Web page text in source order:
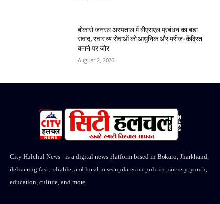
बोकारो जनरल अस्पताल में बीएसएल प्रबंधन का बड़ा
संवाद, स्वास्थ्य सेवाओं को आधुनिक और मरीज-केंद्रित
बनाने पर जोर
August 2, 2026
City Hulchul News - is a digital news platform based in Bokaro, Jharkhand,
delivering fast, reliable, and local news updates on politics, society, youth,
education, culture, and more.